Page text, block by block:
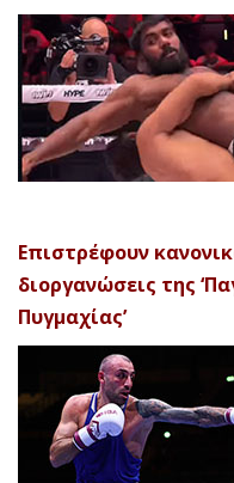
Επιστρέφουν
διοργανώσεις της
Πυγμαχίας’